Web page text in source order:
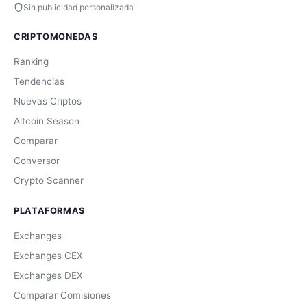
Sin publicidad personalizada
CRIPTOMONEDAS
Ranking
Tendencias
Nuevas Criptos
Altcoin Season
Comparar
Conversor
Crypto Scanner
PLATAFORMAS
Exchanges
Exchanges CEX
Exchanges DEX
Comparar Comisiones